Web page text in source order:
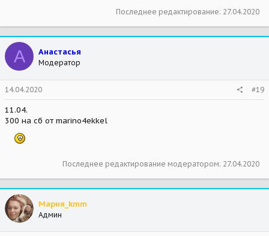
Последнее редактирование: 27.04.2020
А Анастасья
Модератор
14.04.2020 #19
11.04.
300 на сб от marino4ekkel
Последнее редактирование модератором: 27.04.2020
Мария_kmm
Админ